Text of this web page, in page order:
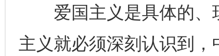
爱国主义是具体的、
主义就必须深刻认识到